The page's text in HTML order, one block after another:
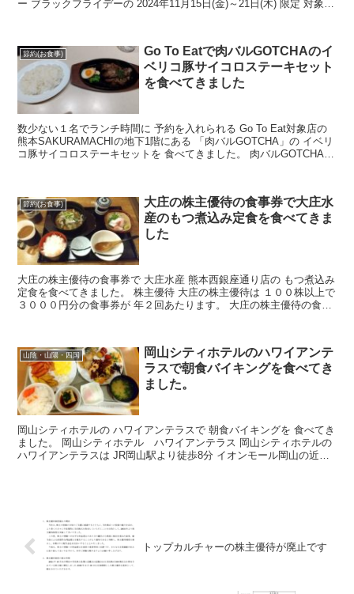
ー ブラックフライデーの 2024年11月15日(金)～21日(木) 限定 対象ピ
節約(お食事)
Go To Eatで肉バルGOTCHAのイ
ベリコ豚サイコロステーキセット
を食べてきました
数少ない１名でランチ時間に 予約を入れられる Go To Eat対象店の
熊本SAKURAMACHIの地下1階にある 「肉バルGOTCHA」の イベリ
コ豚サイコロステーキセットを 食べてきました。 肉バルGOTCHA
節約(お食事)
大庄の株主優待の食事券で大庄水
産のもつ煮込み定食を食べてきま
した
大庄の株主優待の食事券で 大庄水産 熊本西銀座通り店の もつ煮込み
定食を食べてきました。 株主優待 大庄の株主優待は １００株以上で
３０００円分の食事券が 年２回あたります。 大庄の株主優待の食事
山陰・山陽・四国
岡山シティホテルのハワイアンテ
ラスで朝食バイキングを食べてき
ました。
岡山シティホテルの ハワイアンテラスで 朝食バイキングを 食べてき
ました。 岡山シティホテル ハワイアンテラス 岡山シティホテルの
ハワイアンテラスは JR岡山駅より徒歩8分 イオンモール岡山の近く
トップカルチャーの株主優待が廃止です